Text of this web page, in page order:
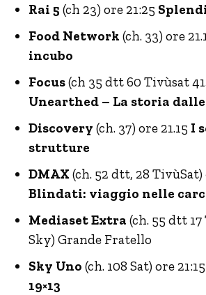
Rai 5 (ch 23) ore 21:25
Food Network (ch. 33) ore
incubo
Focus(ch 35 dtt 60 Tivùsat
Unearthed – La storia
Discovery (ch. 37) ore 21.15 I
strutture
DMAX (ch. 52 dtt, 28 TivùSat)
Blindati: viaggio nelle
Mediaset Extra (ch. 55 dtt
Sky) Grande Fratello
Sky Uno (ch. 108 Sat) ore 21:15
19×13